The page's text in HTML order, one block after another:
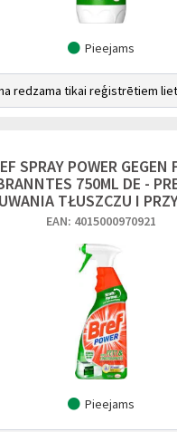
Pieejams
redzama tikai reģistrētiem
SPRAY POWER GEGEN
750ML DE -
TŁUSZCZU I
EAN: 4015000970921
Pieejams